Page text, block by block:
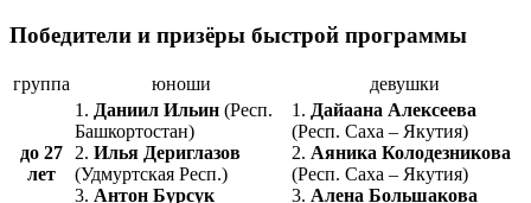
Победители и призёры быстрой программы
группа юноши девушки
до 27
лет
1. Даниил Ильин (Респ.
Башкортостан)
2. Илья Дериглазов
(Удмуртская Респ.)
3. Антон Бурсук
1. Дайаана Алексеева
(Респ. Саха – Якутия)
2. Аяника Колодезникова
(Респ. Саха – Якутия)
3. Алена Большакова